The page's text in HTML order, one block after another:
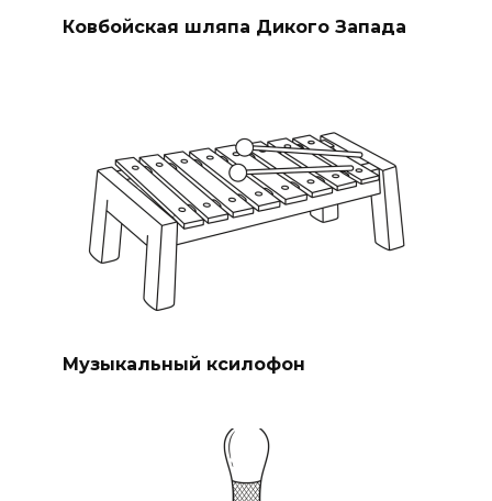
Ковбойская шляпа Дикого Запада
Музыкальный ксилофон